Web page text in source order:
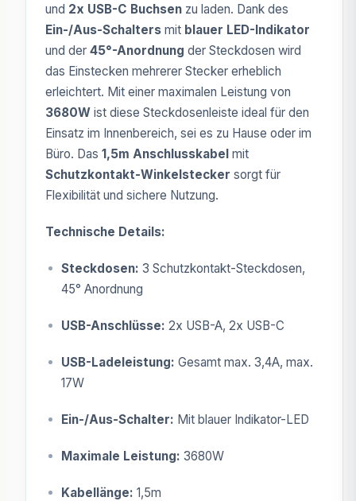
und 2x USB-C Buchsen zu laden. Dank des
Ein-/Aus-Schalters mit blauer LED-Indikator
und der 45°-Anordnung der Steckdosen wird
das Einstecken mehrerer Stecker erheblich
erleichtert. Mit einer maximalen Leistung von
3680W ist diese Steckdosenleiste ideal für den
Einsatz im Innenbereich, sei es zu Hause oder im
Büro. Das 1,5m Anschlusskabel mit
Schutzkontakt-Winkelstecker sorgt für
Flexibilität und sichere Nutzung.
Technische Details:
Steckdosen: 3 Schutzkontakt-Steckdosen,
45° Anordnung
USB-Anschlüsse: 2x USB-A, 2x USB-C
USB-Ladeleistung: Gesamt max. 3,4A, max.
17W
Ein-/Aus-Schalter: Mit blauer Indikator-LED
Maximale Leistung: 3680W
Kabellänge: 1,5m